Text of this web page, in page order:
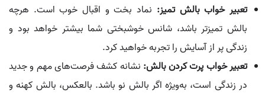
تعبیر خواب بالش تمیز: نماد بخت و اقبال خوب است. هرچه
بالش تمیزتر باشد، شانس خوشبختی شما بیشتر خواهد بود و
زندگی پر از آسایش را تجربه خواهید کرد.
تعبیر خواب پرت کردن بالش: نشانه کشف فرصت‌های مهم و جدید
در زندگی است، به‌ویژه اگر بالش نو باشد. بالعکس، بالش کهنه و